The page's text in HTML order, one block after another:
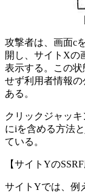
攻撃者は、画面c
開し、サイトXの
表示する。この
せず利用者情報
ある。
クリックジャッ
にiを含める方法と
ている。
【サイトYのSSRF
サイトYでは、例